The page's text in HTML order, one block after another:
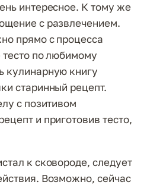
интересное. К тому же
с развлечением.
прямо с процесса
тесто по любимому
кулинарную книгу
старинный рецепт.
с позитивом
и приготовив тесто,
к сковороде, следует
Возможно, сейчас